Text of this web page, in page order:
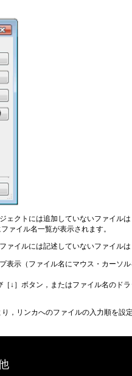
ェクトには追加していないファイルは
ファイル名一覧が表示されます。
ァイルには記述していないファイル
表示（ファイル名にマウス・カーソ
↓］ボタン，またはファイル名のド
，リンカへのファイルの入力順を設